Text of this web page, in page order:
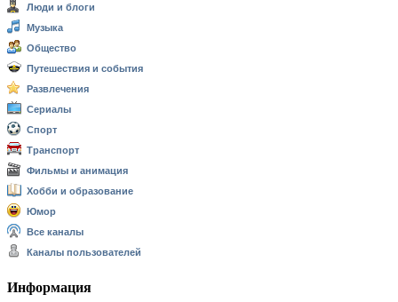
Люди и блоги
Музыка
Общество
Путешествия и события
Развлечения
Сериалы
Спорт
Транспорт
Фильмы и анимация
Хобби и образование
Юмор
Все каналы
Каналы пользователей
Информация